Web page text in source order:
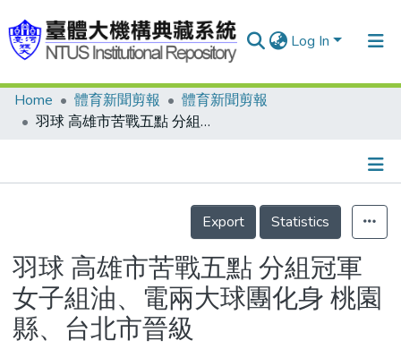
Log In
Communities & Collections
Statistics
Home 體育新聞剪報
體育新聞剪報
羽球 高雄市苦戰五點 分組冠軍 女子組油、電兩大球團化身 桃園縣、台北市晉級
Details
Export
Statistics
羽球 高雄市苦戰五點 分組冠軍
女子組油、電兩大球團化身 桃園
縣、台北市晉級